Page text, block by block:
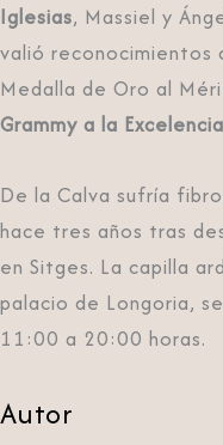
Iglesias, Massiel y
valió reconocimientos
Medalla de Oro al
Grammy a la
De la Calva sufría
hace tres años tras
en Sitges. La capilla
palacio de Longoria,
11:00 a 20:00 horas.
Autor